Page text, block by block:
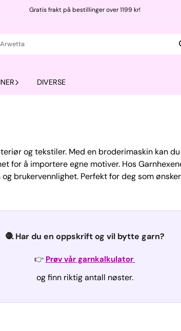
Gratis frakt på bestillinger over 1199 kr!
DIVERSE
og tekstiler. Med en broderimaskin kan
for å importere egne motiver. Hos
brukervennlighet. Perfekt for deg som
🧶 Har du en oppskrift og vil bytte garn?
👉 Prøv vår garnkalkulator
og finn riktig antall nøster.